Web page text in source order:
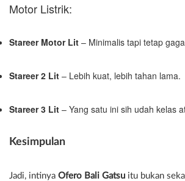
Motor Listrik:
Stareer Motor Lit – Minimalis tapi tetap
Stareer 2 Lit – Lebih kuat, lebih tahan lama.
Stareer 3 Lit – Yang satu ini sih udah kelas
Kesimpulan
Jadi, intinya Ofero Bali Gatsu itu bukan